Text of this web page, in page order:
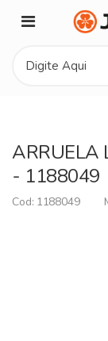
ARRUELA
- 1188049
1188049